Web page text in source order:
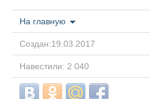
На главную
Создан:19.03.2017
Навестили: 2 040